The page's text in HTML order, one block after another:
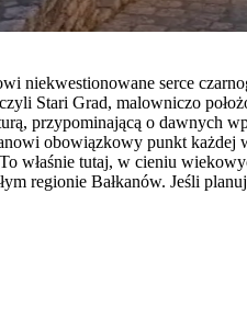
niekwestionowane serce
Stari Grad, malowniczo
przypominającą o dawnych
obowiązkowy punkt
właśnie tutaj, w cieniu
regionie Bałkanów. Jeśli